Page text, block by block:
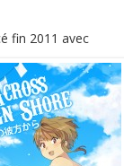
fin 2011 avec